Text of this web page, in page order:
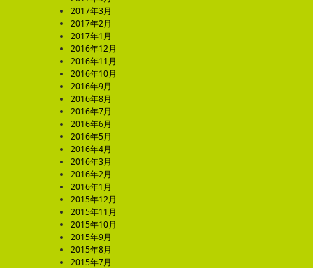
2017年3月
2017年2月
2017年1月
2016年12月
2016年11月
2016年10月
2016年9月
2016年8月
2016年7月
2016年6月
2016年5月
2016年4月
2016年3月
2016年2月
2016年1月
2015年12月
2015年11月
2015年10月
2015年9月
2015年8月
2015年7月